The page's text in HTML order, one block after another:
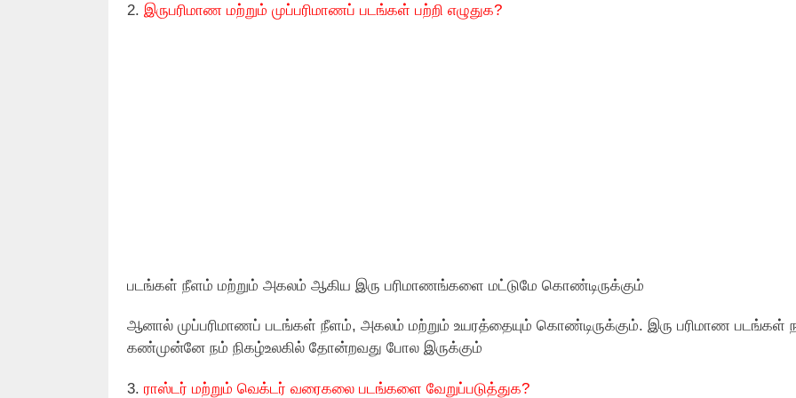
2. இருபரிமாண மற்றும் முப்பரிமாணப் படங்கள் பற்றி எழுதுக?
படங்கள் நீளம் மற்றும் அகலம் ஆகிய இரு பரிமாணங்களை மட்டுமே கொண்டிருக்கும்
ஆனால் முப்பரிமாணப் படங்கள் நீளம், அகலம் மற்றும் உயரத்தையும் கொண்டிருக்கும். இரு பரிமாண படங்கள்
கண்முன்னே நம் நிகழ்உலகில் தோன்றவது போல இருக்கும்
3. ராஸ்டர் மற்றும் வெக்டர் வரைகலை படங்களை வேறுப்படுத்துக?